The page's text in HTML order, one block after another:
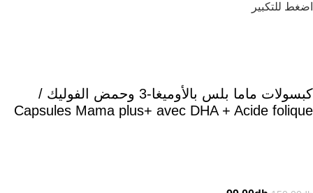
اضغط للتكبير
كبسولات ماما بلس بالأوميغا-3 وحمض الفوليك /
Capsules Mama plus+ avec DHA + Acide folique